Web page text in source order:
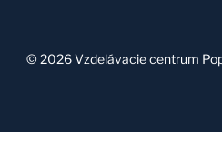
©2026Vzdelávacie centrum